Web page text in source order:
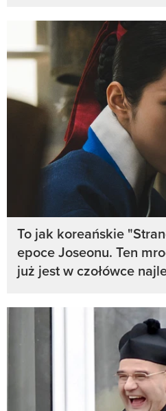
To jak koreańskie
epoce Joseonu. Ten
już jest w czołówce